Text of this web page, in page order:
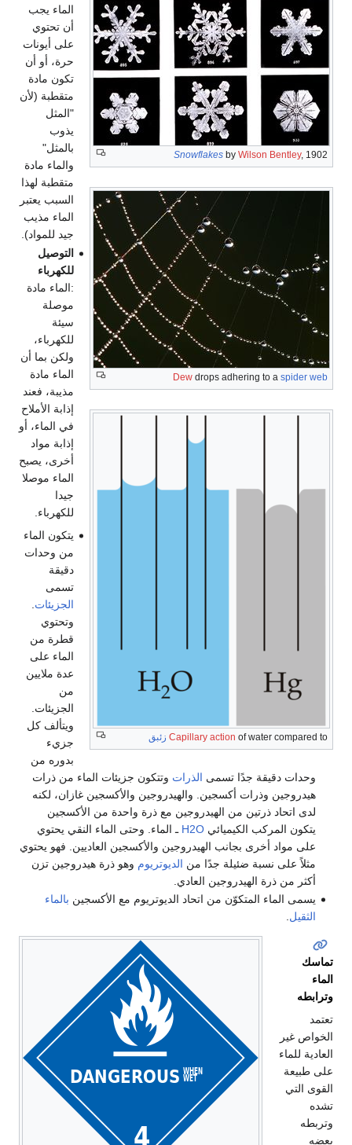
Snowflakes by Wilson Bentley, 1902
Dew drops adhering to a spider web
Capillary action of water compared to زئبق
الماء يجب
أن تحتوي
على أيونات
حرة، أو أن
تكون مادة
متقطبة (لأن
"المثل
يذوب
بالمثل"
والماء مادة
متقطبة لهذا
السبب يعتبر
الماء مذيب
جيد للمواد).
التوصيل
للكهرباء
:الماء مادة
موصلة
سيئة
للكهرباء،
ولكن بما أن
الماء مادة
مذيبة، فعند
إذابة الأملاح
في الماء، أو
إذابة مواد
أخرى، يصبح
الماء موصلا
جيدا
للكهرباء.
يتكون الماء
من وحدات
دقيقة
تسمى
الجزيئات
وتحتوي
قطرة من
الماء على
عدة ملايين
من
الجزيئات.
ويتألف كل
جزيء
بدوره من
وحدات دقيقة جدًا تسمى الذرات وتتكون جزيئات الماء من ذرات
هيدروجين وذرات أكسجين. والهيدروجين والأكسجين غازان، لكنه
لدى اتحاد ذرتين من الهيدروجين مع ذرة واحدة من الأكسجين
يتكون المركب الكيميائيH2O ـ الماء. وحتى الماء النقي يحتوي
على مواد أخرى بجانب الهيدروجين والأكسجين العاديين. فهو يحتوي
مثلاً على نسبة ضئيلة جدًا من الديوتريوم وهو ذرة هيدروجين تزن
أكثر من ذرة الهيدروجين العادي.
يسمى الماء المتكوّن من اتحاد الديوتريوم مع الأكسجين بالماء
الثقيل
تماسك
الماء
وترابطه
تعتمد
الخواص غير
العادية للماء
على طبيعة
القوى التي
تشده
وتربطه
بعضه